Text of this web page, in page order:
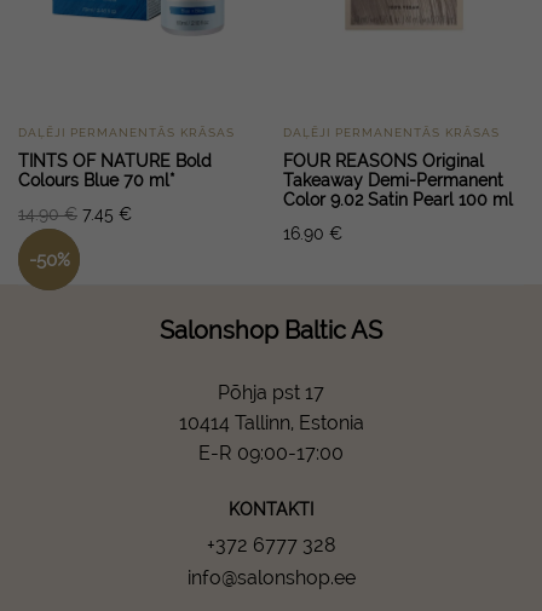
DAĻĒJI PERMANENTĀS KRĀSAS
TINTS OF NATURE Bold
Colours Blue 70 ml*
14.90€ 7.45 €
-50%
DAĻĒJI PERMANENTĀS KRĀSAS
FOUR REASONS Original
Takeaway Demi-Permanent
Color 9.02 Satin Pearl 100 ml
16.90 €
Salonshop Baltic AS
Põhja pst 17
10414 Tallinn, Estonia
E-R 09:00-17:00
KONTAKTI
+372 6777 328
info@salonshop.ee